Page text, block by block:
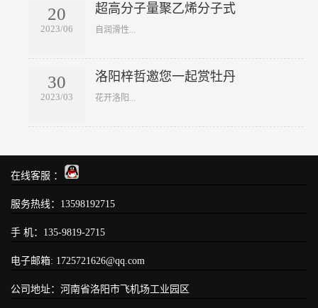
20
2023/06
超高分子量聚乙烯分子式
​自润滑性...
30
2023/03
洛阳梓哲邀您一起赏牡丹
​花开洛阳...
在线客服 ：
服务热线：13598192715
手 机：135-9819-2715
电子邮箱: 1725721626@qq.com
公司地址：河南省洛阳市飞机场工业园区